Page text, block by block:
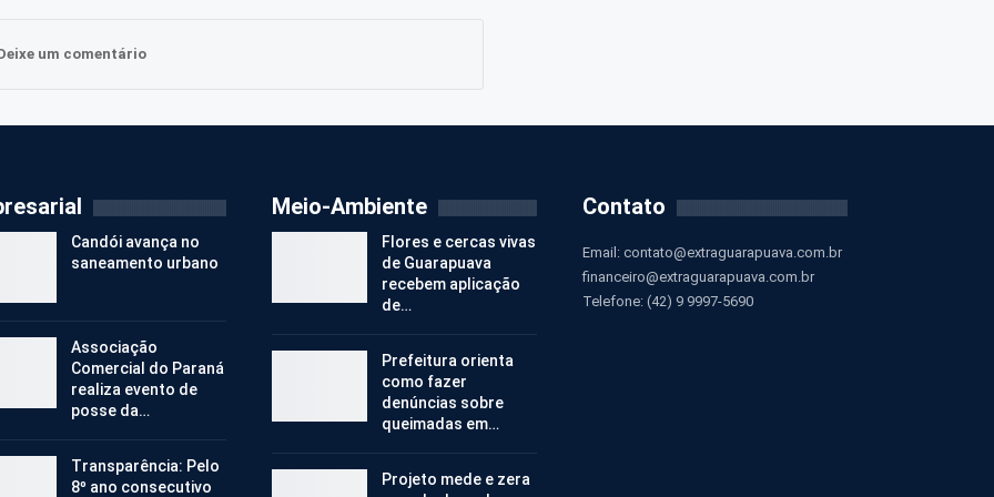
um comentário
Candói avança no
saneamento urbano
Associação
Comercial do Paraná
realiza evento de
posse da…
Transparência: Pelo
8º ano consecutivo
Meio-Ambiente
Flores e cercas vivas
de Guarapuava
recebem aplicação
de…
Prefeitura orienta
como fazer
denúncias sobre
queimadas em…
Projeto mede e zera
Contato
Email: contato@extraguarapuava.com.br
financeiro@extraguarapuava.com.br
Telefone: (42) 9 9997-5690